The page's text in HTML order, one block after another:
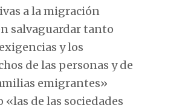
a la migración
salvaguardar tanto
y los
de las personas y de
emigrantes»
«las de las sociedades